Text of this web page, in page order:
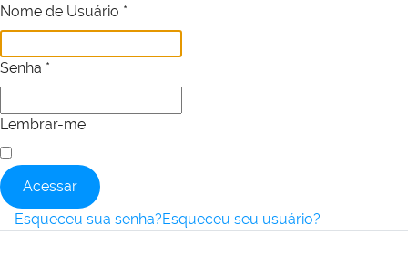
Nome de Usuário *
Senha *
Lembrar-me
Acessar
Esqueceu sua senha?Esqueceu seu usuário?